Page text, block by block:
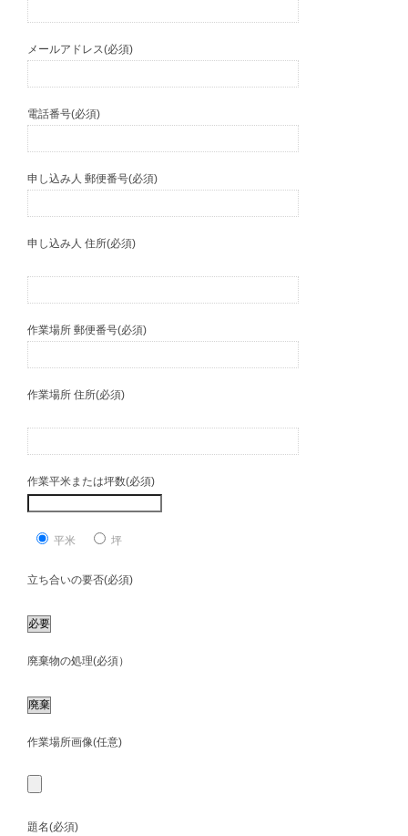
メールアドレス(必須)
電話番号(必須)
申し込み人 郵便番号(必須)
申し込み人 住所(必須)
作業場所 郵便番号(必須)
作業場所 住所(必須)
作業平米または坪数(必須)
平米 坪
立ち合いの要否(必須)
廃棄物の処理(必須）
作業場所画像(任意)
題名(必須)